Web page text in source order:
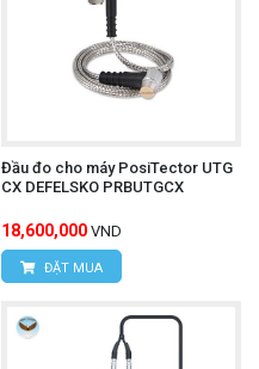
Đầu đo cho máy PosiTector UTG
CX DEFELSKO PRBUTGCX
18,600,000 VND
ĐẶT MUA